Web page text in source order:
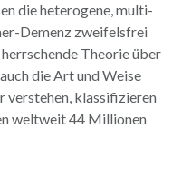
die heterogene, multi-
Demenz zweifelsfrei
Theorie über
die Art und Weise
verstehen, klassifizieren
weltweit 44 Millionen